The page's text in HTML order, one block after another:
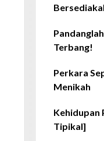
Terbang!
Perkara
Menikah
Kehidupan
Tipikal]